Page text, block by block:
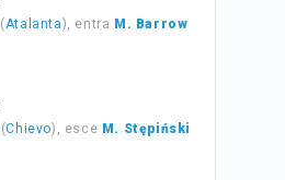
(Atalanta), entra M. Barrow
(Chievo), esce M. Stępiński